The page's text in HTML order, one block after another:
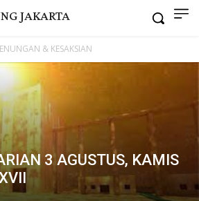
JAKARTA
& KESAKSIAN
3 AGUSTUS, KAMIS